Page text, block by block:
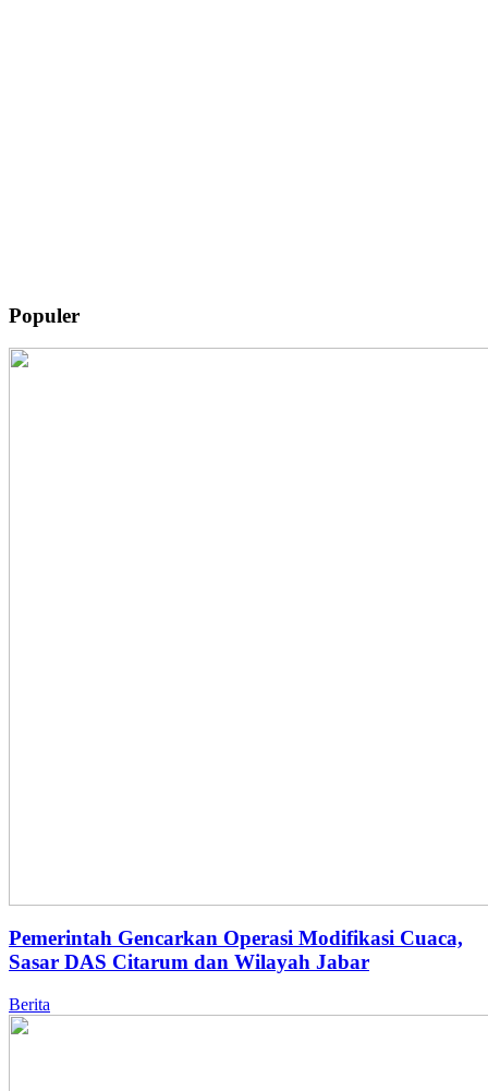
Populer
Pemerintah Gencarkan Operasi Modifikasi Cuaca,
Sasar DAS Citarum dan Wilayah Jabar
Berita